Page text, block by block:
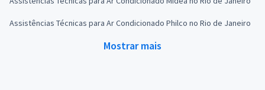
Assistências Técnicas para Ar Condicionado Philco no Rio de Janeiro
Mostrar mais